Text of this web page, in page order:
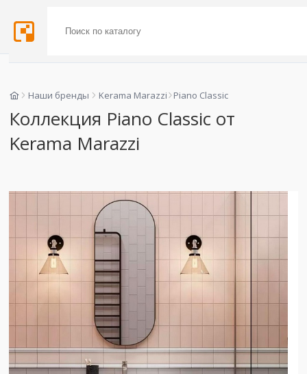
Наши бренды Kerama Marazzi Piano Classic
Коллекция Piano Classic от
Kerama Marazzi